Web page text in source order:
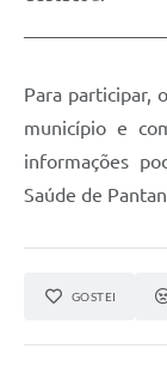
Para participar,
município e
informações
Saúde de
GOSTEI